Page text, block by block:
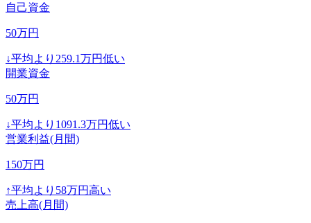
自己資金
50万円
↓平均より 259.1万円低い
開業資金
50万円
↓平均より 1091.3万円低い
営業利益(月間)
150万円
↑平均より 58万円高い
売上高(月間)